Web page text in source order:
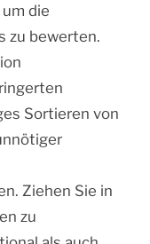
die
zu bewerten.
Sortieren von
Ziehen Sie in
zu